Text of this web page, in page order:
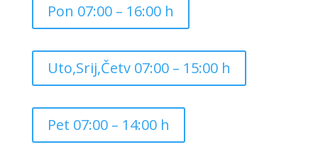
Pon 07:00 – 16:00 h
Uto,Srij,Četv 07:00 – 15:00 h
Pet 07:00 – 14:00 h